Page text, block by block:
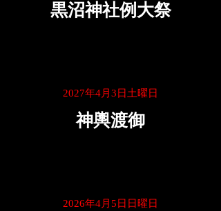
黒沼神社例大祭
2027年4月3日土曜日
神輿渡御
2026年4月5日日曜日